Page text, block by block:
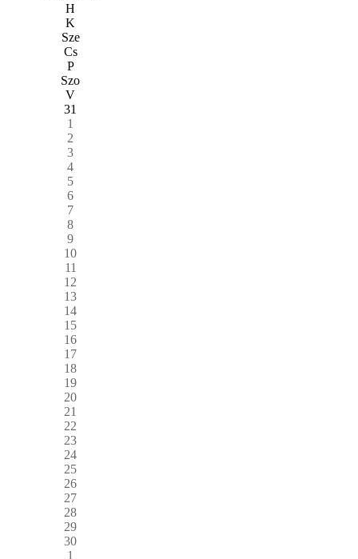
H
K
Sze
Cs
P
Szo
V
31
1
2
3
4
5
6
7
8
9
10
11
12
13
14
15
16
17
18
19
20
21
22
23
24
25
26
27
28
29
30
1